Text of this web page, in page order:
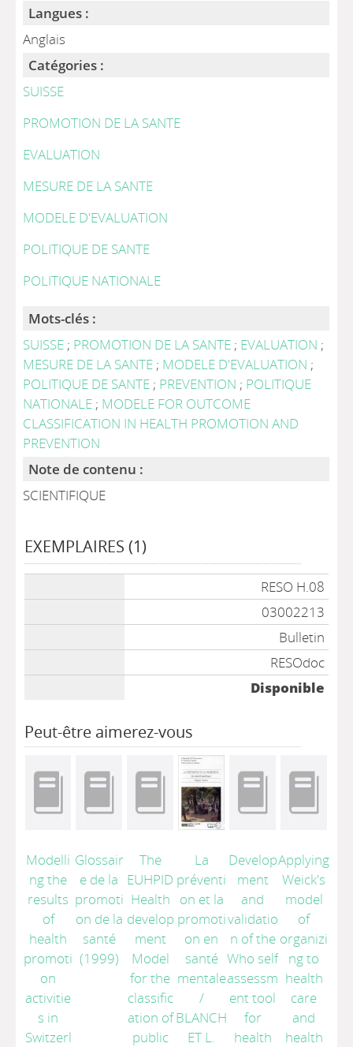
Langues :
Anglais
Catégories :
SUISSE
PROMOTION DE LA SANTE
EVALUATION
MESURE DE LA SANTE
MODELE D'EVALUATION
POLITIQUE DE SANTE
POLITIQUE NATIONALE
Mots-clés :
SUISSE ; PROMOTION DE LA SANTE ; EVALUATION ;
MESURE DE LA SANTE ; MODELE D'EVALUATION ;
POLITIQUE DE SANTE ; PREVENTION ; POLITIQUE
NATIONALE ; MODELE FOR OUTCOME
CLASSIFICATION IN HEALTH PROMOTION AND
PREVENTION
Note de contenu :
SCIENTIFIQUE
EXEMPLAIRES (1)
RESO H.08
03002213
Bulletin
RESOdoc
Disponible
Peut-être aimerez-vous
Modelli
ng the
results
of
health
promoti
on
activitie
s in
Switzerl
Glossair
e de la
promoti
on de la
santé
(1999)
The
EUHPID
Health
develop
ment
Model
for the
classific
ation of
public
La
préventi
on et la
promoti
on en
santé
mentale
/
BLANCH
ET L.
Develop
ment
and
validatio
n of the
Who self
assessm
ent tool
for
health
Applying
Weick's
model
of
organizi
ng to
health
care
and
health